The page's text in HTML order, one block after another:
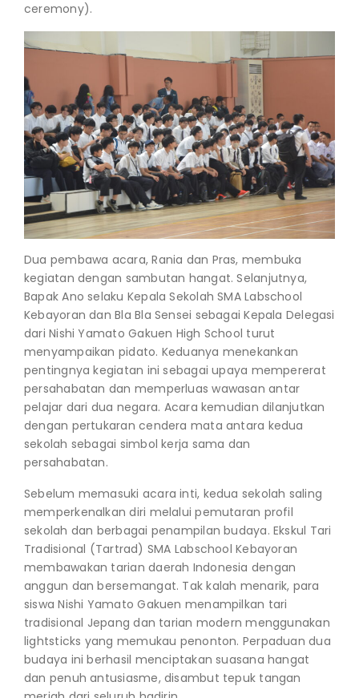
ceremony).
Dua pembawa acara, Rania dan Pras, membuka
kegiatan dengan sambutan hangat. Selanjutnya,
Bapak Ano selaku Kepala Sekolah SMA Labschool
Kebayoran dan Bla Bla Sensei sebagai Kepala Delegasi
dari Nishi Yamato Gakuen High School turut
menyampaikan pidato. Keduanya menekankan
pentingnya kegiatan ini sebagai upaya mempererat
persahabatan dan memperluas wawasan antar
pelajar dari dua negara. Acara kemudian dilanjutkan
dengan pertukaran cendera mata antara kedua
sekolah sebagai simbol kerja sama dan
persahabatan.
Sebelum memasuki acara inti, kedua sekolah saling
memperkenalkan diri melalui pemutaran profil
sekolah dan berbagai penampilan budaya. Ekskul Tari
Tradisional (Tartrad) SMA Labschool Kebayoran
membawakan tarian daerah Indonesia dengan
anggun dan bersemangat. Tak kalah menarik, para
siswa Nishi Yamato Gakuen menampilkan tari
tradisional Jepang dan tarian modern menggunakan
lightsticks yang memukau penonton. Perpaduan dua
budaya ini berhasil menciptakan suasana hangat
dan penuh antusiasme, disambut tepuk tangan